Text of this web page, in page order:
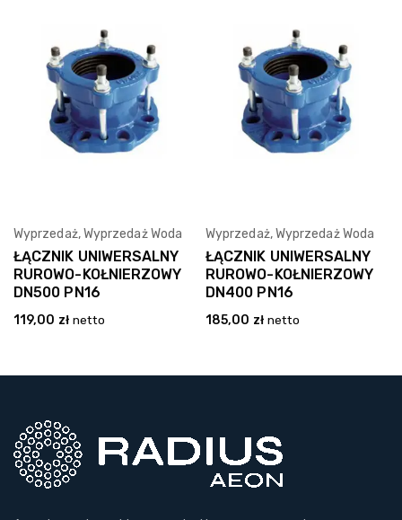
Wybierz Opcję
Wyprzedaż,Wyprzedaż Woda
ŁĄCZNIK UNIWERSALNY
RUROWO-KOŁNIERZOWY
DN500 PN16
119,00 zł netto
Wybierz Opcję
Wyprzedaż,Wyprzedaż Woda
ŁĄCZNIK UNIWERSALNY
RUROWO-KOŁNIERZOWY
DN400 PN16
185,00 zł netto